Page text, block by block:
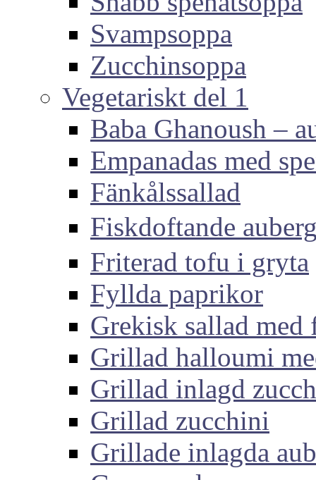
Svampsoppa
Zucchinsoppa
Vegetariskt del 1
Baba Ghanoush –
Empanadas med
Fänkålssallad
Fiskdoftande
Friterad tofu i gryta
Fyllda paprikor
Grekisk sallad med
Grillad halloumi
Grillad inlagd
Grillad zucchini
Grillade inlagda